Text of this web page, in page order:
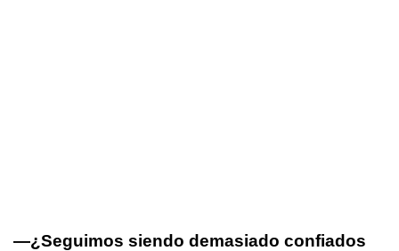
—¿Seguimos siendo demasiado confiados